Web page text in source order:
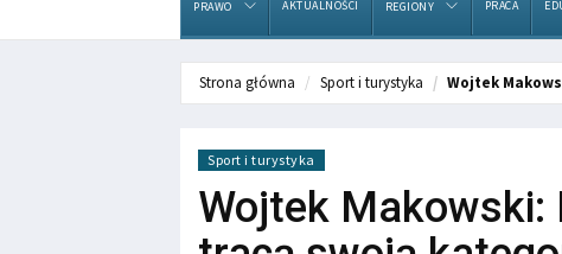
PRAWO AKTUALNOŚCI REGIONY PRACA
Strona główna Sport i turystyka Wojtek
Sport i turystyka
Wojtek Makowski: